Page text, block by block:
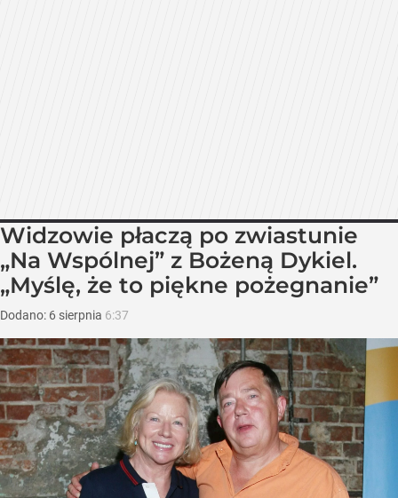
Widzowie płaczą po zwiastunie
„Na Wspólnej” z Bożeną Dykiel.
„Myślę, że to piękne pożegnanie”
Dodano: 6 sierpnia 6:37